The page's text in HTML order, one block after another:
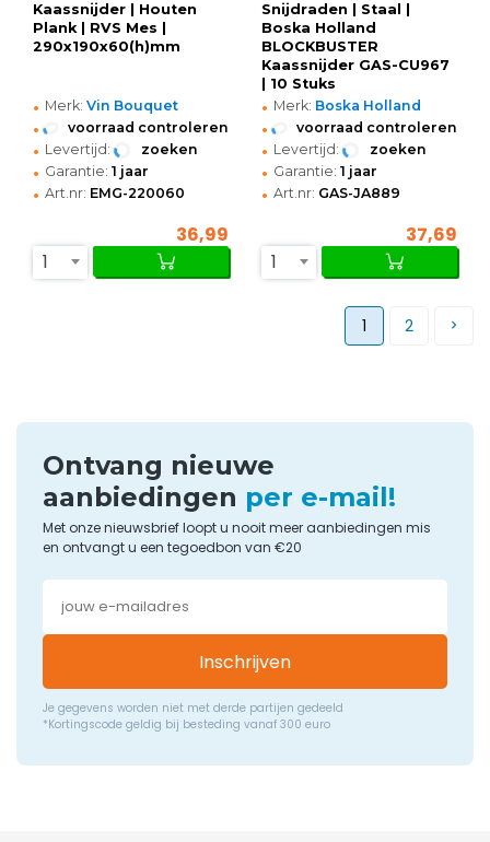
Kaassnijder | Houten
Plank | RVS Mes |
290x190x60(h)mm
• Merk: Vin Bouquet
• voorraad controleren
• Levertijd: zoeken
• Garantie: 1 jaar
• Art.nr: EMG-220060
36,99
1
Snijdraden | Staal |
Boska Holland
BLOCKBUSTER
Kaassnijder GAS-CU967
| 10 Stuks
• Merk: Boska Holland
• voorraad controleren
• Levertijd: zoeken
• Garantie: 1 jaar
• Art.nr: GAS-JA889
37,69
1
1 2
Ontvang nieuwe
aanbiedingen per e-mail!
Met onze nieuwsbrief loopt u nooit meer aanbiedingen mis
en ontvangt u een tegoedbon van €20
Inschrijven
Je gegevens worden niet met derde partijen gedeeld
*Kortingscode geldig bij besteding vanaf 300 euro